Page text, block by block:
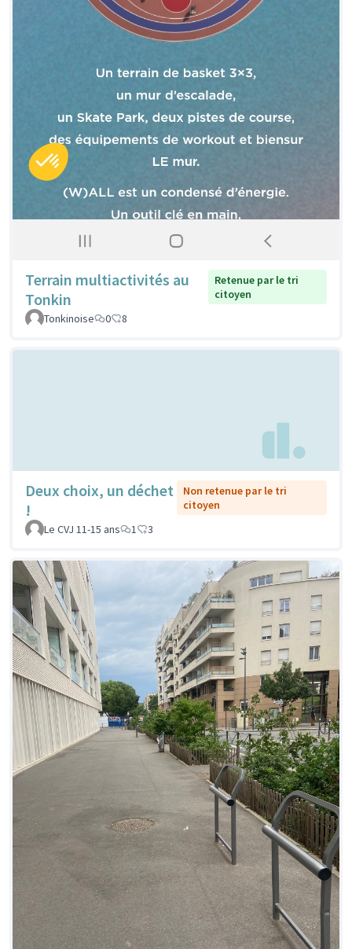
Terrain multiactivités au
Tonkin
Retenue par le tri
citoyen
Tonkinoise
0 8
Deux choix, un déchet
!
Non retenue par le tri
citoyen
Le CVJ 11-15 ans
1 3